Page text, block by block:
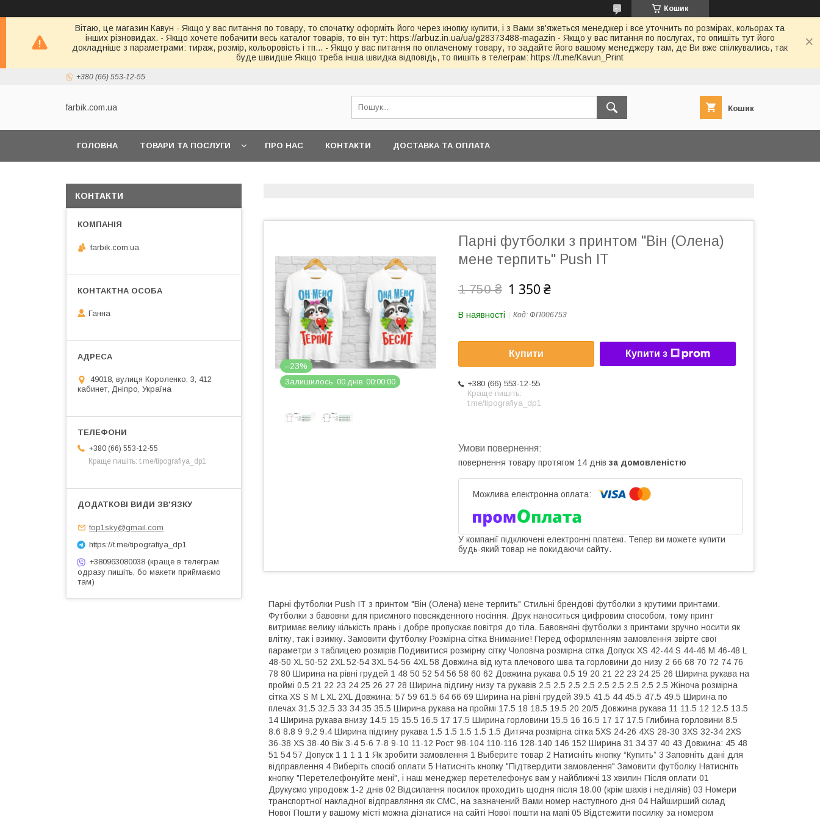
Кошик
Вітаю, це магазин Кавун - Якщо у вас питання по товару, то спочатку оформіть його через кнопку купити, і з Вами зв'яжеться менеджер і все уточнить по розмірах, кольорах та
інших різновидах. - Якщо хочете побачити весь каталог товарів, то він тут: https://arbuz.in.ua/ua/g28373488-magazin - Якщо у вас питання по послугах, то опишіть тут його
докладніше з параметрами: тираж, розмір, кольоровість і тп... - Якщо у вас питання по оплаченому товару, то задайте його вашому менеджеру там, де Ви вже спілкувались, так
буде швидше Якщо треба інша швидка відповідь, то пишіть в телеграм: https://t.me/Kavun_Print
+380 (66) 553-12-55
farbik.com.ua Кошик
ГОЛОВНА ТОВАРИ ТА ПОСЛУГИ ПРО НАС КОНТАКТИ ДОСТАВКА ТА ОПЛАТА
–23%
Залишилось 00 днів 00 00 00
Парні футболки з принтом "Він (Олена)
мене терпить" Push IT
1 750 ₴ 1 350 ₴
В наявності Код: ФП006753
Купити Купити з
+380 (66) 553-12-55
Краще пишіть:
t.me/tipografiya_dp1
повернення товару протягом 14 днів за домовленістю
У компанії підключені електронні платежі. Тепер ви можете купити
будь-який товар не покидаючи сайту.
Парні футболки Push IT з принтом "Він (Олена) мене терпить" Стильні брендові футболки з крутими принтами.
Футболки з бавовни для приємного повсякденного носіння. Друк наноситься цифровим способом, тому принт
витримає велику кількість прань і добре пропускає повітря до тіла. Бавовняні футболки з принтами зручно носити як
влітку, так і взимку. Замовити футболку Розмірна сітка Внимание! Перед оформленням замовлення звірте свої
параметри з таблицею розмірів Подивитися розмірну сітку Чоловіча розмірна сітка Допуск XS 42-44 S 44-46 M 46-48 L
48-50 XL 50-52 2XL 52-54 3XL 54-56 4XL 58 Довжина від кута плечового шва та горловини до низу 2 66 68 70 72 74 76
78 80 Ширина на рівні грудей 1 48 50 52 54 56 58 60 62 Довжина рукава 0.5 19 20 21 22 23 24 25 26 Ширина рукава на
проймі 0.5 21 22 23 24 25 26 27 28 Ширина підгину низу та рукавів 2.5 2.5 2.5 2.5 2.5 2.5 2.5 2.5 2.5 Жіноча розмірна
сітка XS S M L XL 2XL Довжина: 57 59 61.5 64 66 69 Ширина на рівні грудей 39.5 41.5 44 45.5 47.5 49.5 Ширина по
плечах 31.5 32.5 33 34 35 35.5 Ширина рукава на проймі 17.5 18 18.5 19.5 20 20/5 Довжина рукава 11 11.5 12 12.5 13.5
14 Ширина рукава внизу 14.5 15 15.5 16.5 17 17.5 Ширина горловини 15.5 16 16.5 17 17 17.5 Глибина горловини 8.5
8.6 8.8 9 9.2 9.4 Ширина підгину рукава 1.5 1.5 1.5 1.5 1.5 Дитяча розмірна сітка 5XS 24-26 4XS 28-30 3XS 32-34 2XS
36-38 XS 38-40 Вік 3-4 5-6 7-8 9-10 11-12 Рост 98-104 110-116 128-140 146 152 Ширина 31 34 37 40 43 Довжина: 45 48
51 54 57 Допуск 1 1 1 1 1 Як зробити замовлення 1 Выберите товар 2 Натисніть кнопку “Купить” 3 Заповніть дані для
відправлення 4 Виберіть спосіб оплати 5 Натисніть кнопку "Підтвердити замовлення" Замовити футболку Натисніть
кнопку "Перетелефонуйте мені", і наш менеджер перетелефонує вам у найближчі 13 хвилин Після оплати 01
Друкуємо упродовж 1-2 днів 02 Відсилання посилок проходить щодня після 18.00 (крім шахів і неділяів) 03 Номери
транспортної накладної відправляння як СМС, на зазначений Вами номер наступного дня 04 Найширший склад
Нової Пошти у вашому місті можна дізнатися на сайті Нової пошти на мапі 05 Відстежити посилку за номером
КОНТАКТИ
farbik.com.ua
Ганна
49018, вулиця Короленко, 3, 412
кабинет, Дніпро, Україна
+380 (66) 553-12-55
Краще пишіть: t.me/tipografiya_dp1
fop1sky@gmail.com
https://t.me/tipografiya_dp1
+380963080038 (краще в телеграм
одразу пишіть, бо макети приймаємо
там)